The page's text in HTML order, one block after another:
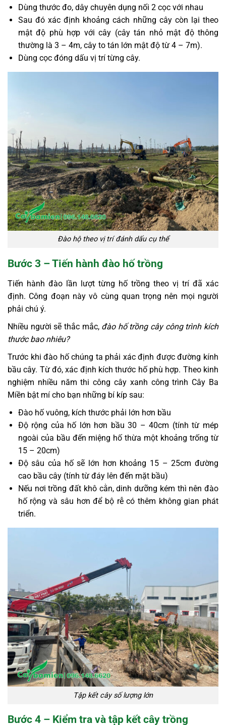
Dùng thước đo, dây chuyên dụng nối 2 cọc với nhau
Sau đó xác định khoảng cách những cây còn lại theo
mật độ phù hợp với cây (cây tán nhỏ mật độ thông
thường là 3 – 4m, cây to tán lớn mật độ từ 4 – 7m).
Dùng cọc đóng dấu vị trí từng cây.
Đào hộ theo vị trí đánh dấu cụ thể
Bước 3 – Tiến hành đào hố trồng
Tiến hành đào lần lượt từng hố trồng theo vị trí đã xác
định. Công đoạn này vô cùng quan trọng nên mọi người
phải chú ý.
Nhiều người sẽ thắc mắc, đào hố trồng cây công trình kích
thước bao nhiêu?
Trước khi đào hố chúng ta phải xác định được đường kính
bầu cây. Từ đó, xác định kích thước hố phù hợp. Theo kinh
nghiệm nhiều năm thi công cây xanh công trình Cây Ba
Miền bật mí cho bạn những bí kíp sau:
Đào hố vuông, kích thước phải lớn hơn bầu
Độ rộng của hố lớn hơn bầu 30 – 40cm (tính từ mép
ngoài của bầu đến miệng hố thừa một khoảng trống từ
15 – 20cm)
Độ sâu của hố sẽ lớn hơn khoảng 15 – 25cm đường
cao bầu cây (tính từ đáy lên đến mặt bầu)
Nếu nơi trồng đất khô cằn, dinh dưỡng kém thì nên đào
hố rộng và sâu hơn để bộ rễ có thêm không gian phát
triển.
Tập kết cây số lượng lớn
Bước 4 – Kiểm tra và tập kết cây trồng